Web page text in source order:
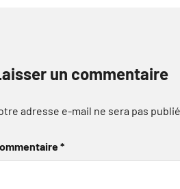
un commentaire
adresse e-mail ne sera pas
*